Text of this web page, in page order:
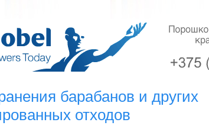
барабанов и других
отходов